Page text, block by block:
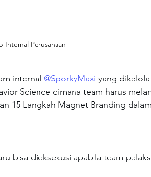
Internal Perusahaan
internal @SporkyMaxi yang
Science dimana team harus
15 Langkah Magnet Branding
bisa dieksekusi apabila team